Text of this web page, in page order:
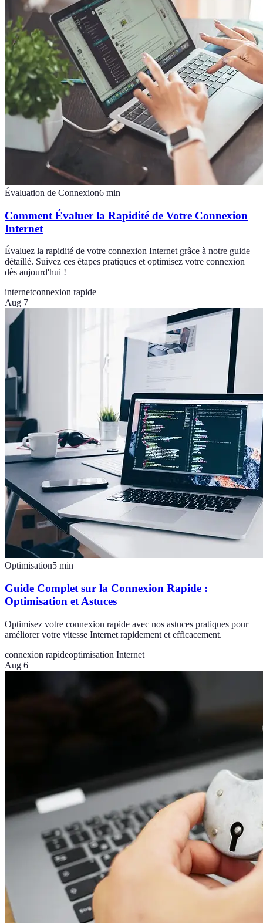
Évaluation de Connexion6 min
Comment Évaluer la Rapidité de Votre Connexion
Internet
Évaluez la rapidité de votre connexion Internet grâce à notre guide
détaillé. Suivez ces étapes pratiques et optimisez votre connexion
dès aujourd'hui !
internetconnexion rapide
Aug 7
Optimisation5 min
Guide Complet sur la Connexion Rapide :
Optimisation et Astuces
Optimisez votre connexion rapide avec nos astuces pratiques pour
améliorer votre vitesse Internet rapidement et efficacement.
connexion rapideoptimisation Internet
Aug 6